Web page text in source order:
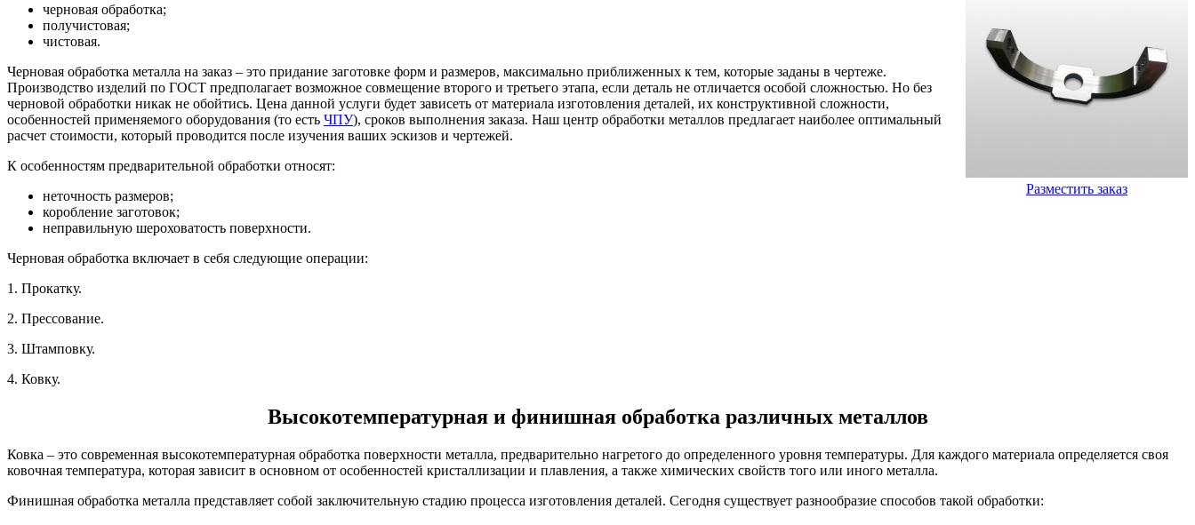
Разместить заказ
черновая обработка;
получистовая;
чистовая.
Черновая обработка металла на заказ – это придание заготовке форм и размеров, максимально приближенных к тем, которые заданы в чертеже.
Производство изделий по ГОСТ предполагает возможное совмещение второго и третьего этапа, если деталь не отличается особой сложностью. Но без
черновой обработки никак не обойтись. Цена данной услуги будет зависеть от материала изготовления деталей, их конструктивной сложности,
особенностей применяемого оборудования (то есть ЧПУ), сроков выполнения заказа. Наш центр обработки металлов предлагает наиболее оптимальный
расчет стоимости, который проводится после изучения ваших эскизов и чертежей.
К особенностям предварительной обработки относят:
неточность размеров;
коробление заготовок;
неправильную шероховатость поверхности.
Черновая обработка включает в себя следующие операции:
1. Прокатку.
2. Прессование.
3. Штамповку.
4. Ковку.
Высокотемпературная и финишная обработка различных металлов
Ковка – это современная высокотемпературная обработка поверхности металла, предварительно нагретого до определенного уровня температуры. Для каждого материала определяется своя
ковочная температура, которая зависит в основном от особенностей кристаллизации и плавления, а также химических свойств того или иного металла.
Финишная обработка металла представляет собой заключительную стадию процесса изготовления деталей. Сегодня существует разнообразие способов такой обработки: